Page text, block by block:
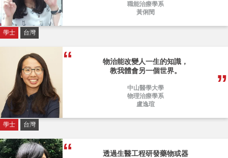
職能治療學系
黃俐閔
學士 台灣
物治能改變人一生的知識，
教我體會另一個世界。
中山醫學大學
物理治療學系
盧逸瑄
學士 台灣
透過生醫工程研發藥物或器